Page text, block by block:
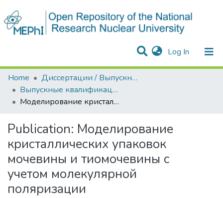
Log In (current)
Communities & Collections
Statistics
All of DSpace
Home
Диссертации / Выпускные квалификационные работы
Выпускные квалификационные работы
Моделирование кристаллических упаковок мочевины и тиомочевины с учетом молекулярной поляризации
Publication: Моделирование
кристаллических упаковок
мочевины и тиомочевины с
учетом молекулярной
поляризации